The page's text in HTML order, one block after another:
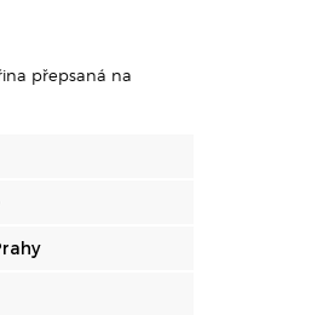
přepsaná na